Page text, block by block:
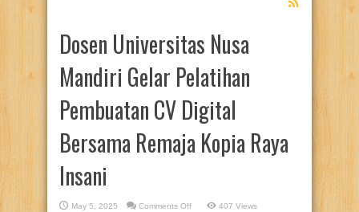
Dosen Universitas Nusa
Mandiri Gelar Pelatihan
Pembuatan CV Digital
Bersama Remaja Kopia Raya
Insani
May 5, 2025 Comments Offon
407 Views